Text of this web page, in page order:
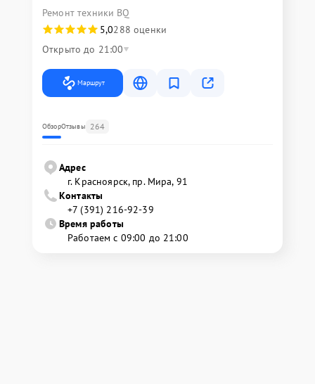
Ремонт техники BQ
5,0288 оценки
Открыто до 21:00
Маршрут
ОбзорОтзывы 264
Адрес
г. Красноярск, ​пр. Мира, 91
Контакты
+7 (391) 216-92-39
Время работы
Работаем с 09:00 до 21:00